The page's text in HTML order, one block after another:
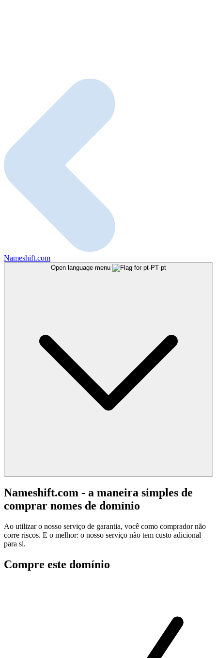
Nameshift.com
Open language menu pt
Nameshift.com - a maneira simples de
comprar nomes de domínio
Ao utilizar o nosso serviço de garantia, você como comprador não
corre riscos. E o melhor: o nosso serviço não tem custo adicional
para si.
Compre este domínio